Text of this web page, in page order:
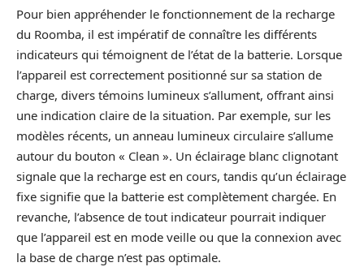
Pour bien appréhender le fonctionnement de la recharge
du Roomba, il est impératif de connaître les différents
indicateurs qui témoignent de l’état de la batterie. Lorsque
l’appareil est correctement positionné sur sa station de
charge, divers témoins lumineux s’allument, offrant ainsi
une indication claire de la situation. Par exemple, sur les
modèles récents, un anneau lumineux circulaire s’allume
autour du bouton « Clean ». Un éclairage blanc clignotant
signale que la recharge est en cours, tandis qu’un éclairage
fixe signifie que la batterie est complètement chargée. En
revanche, l’absence de tout indicateur pourrait indiquer
que l’appareil est en mode veille ou que la connexion avec
la base de charge n’est pas optimale.